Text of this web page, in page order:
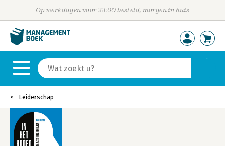
Op werkdagen voor 23:00 besteld, morgen in huis
Leiderschap